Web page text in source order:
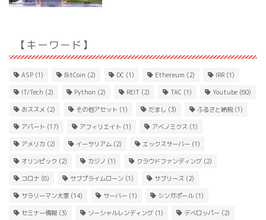
【キーワード】
ASP (1) BitCoin (2) DC (1) Ethereum (2) IRR (1)
IT/Tech (2) Python (2) REIT (2) TAC (1) Youtube (60)
おススメ (2) その他アセット (1) だまし (3) ふるさと納税(1)
アパート (17) アフィリエイト (1) アベノミクス (1)
アメリカ (2) イーサリアム (2) エックスサーバー (1)
オリンピック (2) カジノ (1) クラウドファンディング (2)
コロナ (8) サブプライムローン (1) サブリース (2)
サラリーマン大家 (14) サーバー (1) シンガポール(1)
セミナー情報 (3) ソーシャルレンディング (1) デベロッパー (2)